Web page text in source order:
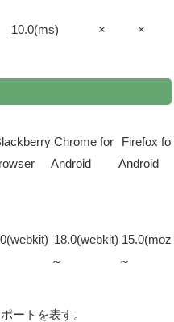
10.0(ms) × ×
Chrome for
Android
Firefox for
Android
18.0(webkit)
～
～
ートを表す。